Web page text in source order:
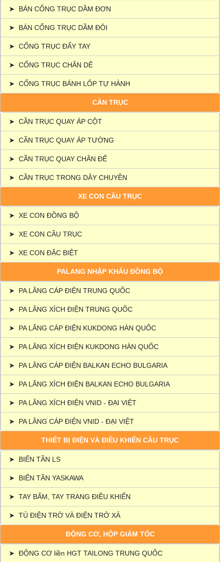
➤ BÁN CỔNG TRỤC DẦM ĐƠN
➤ BÁN CỔNG TRỤC DẦM ĐÔI
➤ CỔNG TRỤC ĐẨY TAY
➤ CỔNG TRỤC CHÂN DÊ
➤ CỔNG TRỤC BÁNH LỐP TỰ HÀNH
CẦN TRỤC
➤ CẦN TRỤC QUAY ÁP CỘT
➤ CẦN TRỤC QUAY ÁP TƯỜNG
➤ CẦN TRỤC QUAY CHÂN ĐẾ
➤ CẦN TRỤC TRONG DÂY CHUYỀN
XE CON CẦU TRỤC
➤ XE CON ĐỒNG BỘ
➤ XE CON CẦU TRỤC
➤ XE CON ĐẶC BIỆT
PALANG NHẬP KHẨU ĐỒNG BỘ
➤ PA LĂNG CÁP ĐIỆN TRUNG QUỐC
➤ PA LĂNG XÍCH ĐIỆN TRUNG QUỐC
➤ PA LĂNG CÁP ĐIỆN KUKDONG HÀN QUỐC
➤ PA LĂNG XÍCH ĐIỆN KUKDONG HÀN QUỐC
➤ PA LĂNG CÁP ĐIỆN BALKAN ECHO BULGARIA
➤ PA LĂNG XÍCH ĐIỆN BALKAN ECHO BULGARIA
➤ PA LĂNG XÍCH ĐIỆN VNID - ĐẠI VIỆT
➤ PA LĂNG CÁP ĐIỆN VNID - ĐẠI VIỆT
THIẾT BỊ ĐIỆN VÀ ĐIỀU KHIỂN CẦU TRỤC
➤ BIẾN TẦN LS
➤ BIẾN TẦN YASKAWA
➤ TAY BẤM, TAY TRANG ĐIỀU KHIỂN
➤ TỦ ĐIỆN TRỞ VÀ ĐIỆN TRỞ XẢ
ĐỘNG CƠ, HỘP GIẢM TỐC
➤ ĐỘNG CƠ liền HGT TAILONG TRUNG QUỐC